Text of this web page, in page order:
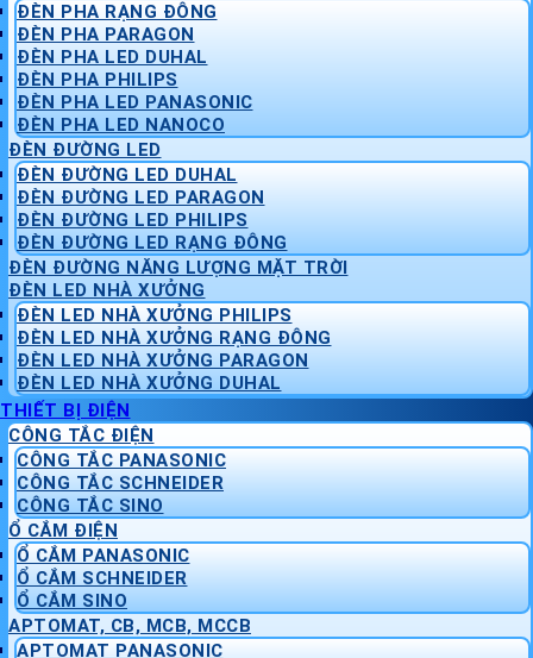
ĐÈN PHA RẠNG ĐÔNG
ĐÈN PHA PARAGON
ĐÈN PHA LED DUHAL
ĐÈN PHA PHILIPS
ĐÈN PHA LED PANASONIC
ĐÈN PHA LED NANOCO
ĐÈN ĐƯỜNG LED
ĐÈN ĐƯỜNG LED DUHAL
ĐÈN ĐƯỜNG LED PARAGON
ĐÈN ĐƯỜNG LED PHILIPS
ĐÈN ĐƯỜNG LED RẠNG ĐÔNG
ĐÈN ĐƯỜNG NĂNG LƯỢNG MẶT TRỜI
ĐÈN LED NHÀ XƯỞNG
ĐÈN LED NHÀ XƯỞNG PHILIPS
ĐÈN LED NHÀ XƯỞNG RẠNG ĐÔNG
ĐÈN LED NHÀ XƯỞNG PARAGON
ĐÈN LED NHÀ XƯỞNG DUHAL
THIẾT BỊ ĐIỆN
CÔNG TẮC ĐIỆN
CÔNG TẮC PANASONIC
CÔNG TẮC SCHNEIDER
CÔNG TẮC SINO
Ổ CẮM ĐIỆN
Ổ CẮM PANASONIC
Ổ CẮM SCHNEIDER
Ổ CẮM SINO
APTOMAT, CB, MCB, MCCB
APTOMAT PANASONIC